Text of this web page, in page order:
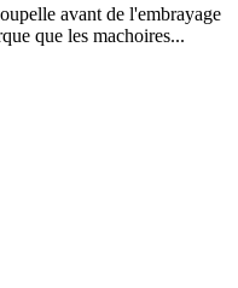
avant de l'embrayage
que les machoires...